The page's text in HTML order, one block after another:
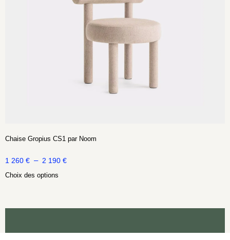
Chaise Gropius CS1 par Noom
1 260 € – 2 190 €
Choix des options